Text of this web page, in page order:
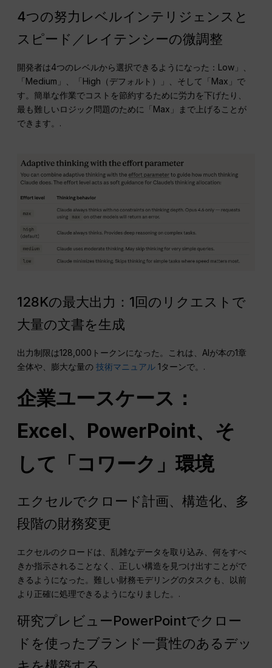
4つの努力レベルインテリジェンスと
スピード／レイテンシーの微調整
開発者は4つのレベルから選択できるようになった：Low」、
「Medium」、「High（デフォルト）」、そして「Max」で
す。簡単な作業でコストを節約するために労力を下げたり、
最も難しいロジック問題のために「Max」まで上げることが
できます。.
128Kの最大出力：1回のリクエストで
大量の文書を生成
出力制限は128,000トークンになった。これは、AIが本の1章
全体や、膨大な量の技術マニュアル 1ターンで。.
企業ユースケース：
Excel、PowerPoint、そ
して「コワーク」環境
エクセルでクロード計画、構造化、多
段階の財務変更
エクセルのクロードは、乱雑なデータを取り込み、何をすべ
きか指示されることなく、正しい構造を見つけ出すことがで
きるようになった。難しい財務モデリングのタスクも、以前
より正確に処理できるようになりました。.
研究プレビューPowerPointでクロー
ドを使ったブランド一貫性のあるデッ